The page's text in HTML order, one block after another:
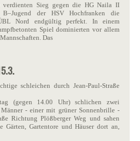
Sieg gegen die HG Naila II
der HSV Hochfranken die
Nord endgültig perfekt. In einem
Spiel dominierten vor allem
Das
schleichen durch Jean-Paul-Straße
(gegen 14.00 Uhr) schlichen zwei
Männer - einer mit grüner Sonnenbrille -
Richtung Plößberger Weg und sahen
Gärten, Gartentore und Häuser dort an,